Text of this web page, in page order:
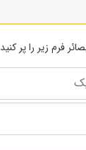
فرم زیر را پر کنید